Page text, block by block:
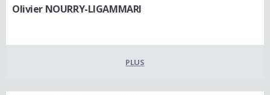
Olivier NOURRY-LIGAMMARI
PLUS